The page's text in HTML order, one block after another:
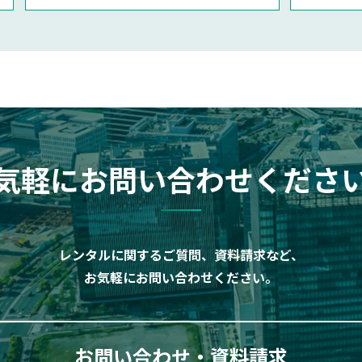
軽にお問い合わせくださ
レンタルに関するご質問、資料請求など、
お気軽にお問い合わせください。
お問い合わせ・資料請求